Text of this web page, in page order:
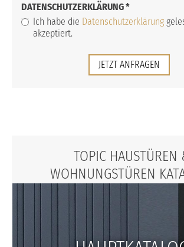
DATENSCHUTZERKLÄRUNG*
Ich habe die Datenschutzerklärung
akzeptiert.
JETZT ANFRAGEN
TOPIC HAUSTÜREN
WOHNUNGSTÜREN